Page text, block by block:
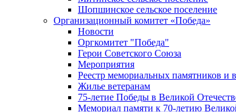
Шопшинское сельское поселение
Организационный комитет «Победа»
Новости
Оргкомитет "Победа"
Герои Советского Союза
Мероприятия
Реестр мемориальных памятников и
Жилье ветеранам
75-летие Победы в Великой
Мемориал памяти к 70-летию